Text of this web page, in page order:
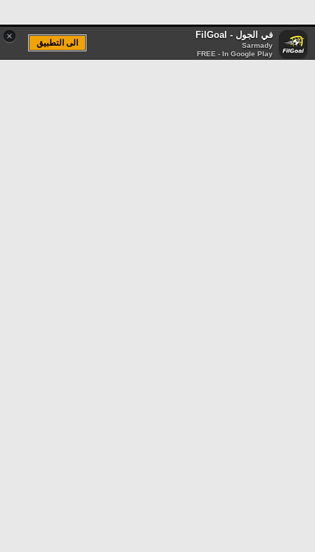
× في الجول - FilGoal
Sarmady
FREE - In Google Play
الى التطبيق